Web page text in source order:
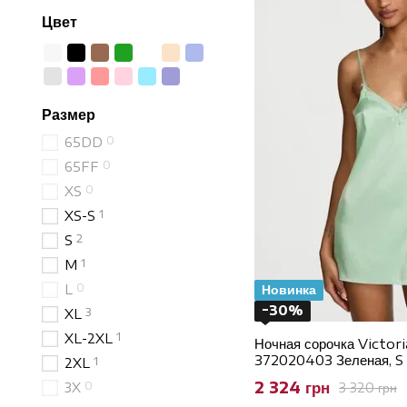
Новинка
−30%
Ночная сорочка
372020403 Зеленая, S
3 320 грн
2 324 грн
Цвет
Размер
65DD 0
65FF 0
XS 0
XS-S 1
S 2
M 1
L 0
XL 3
XL-2XL 1
2XL 1
3X 0